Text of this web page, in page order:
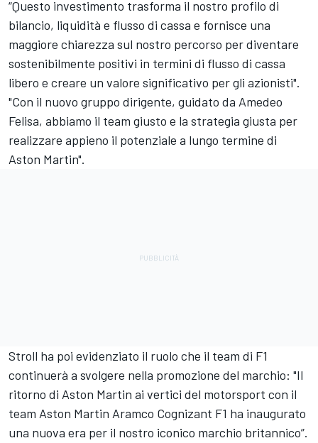
“Questo investimento trasforma il nostro profilo di
bilancio, liquidità e flusso di cassa e fornisce una
maggiore chiarezza sul nostro percorso per diventare
sostenibilmente positivi in termini di flusso di cassa
libero e creare un valore significativo per gli azionisti".
"Con il nuovo gruppo dirigente, guidato da Amedeo
Felisa, abbiamo il team giusto e la strategia giusta per
realizzare appieno il potenziale a lungo termine di
Aston Martin".
Stroll ha poi evidenziato il ruolo che il team di F1
continuerà a svolgere nella promozione del marchio: "Il
ritorno di Aston Martin ai vertici del motorsport con il
team Aston Martin Aramco Cognizant F1 ha inaugurato
una nuova era per il nostro iconico marchio britannico”.